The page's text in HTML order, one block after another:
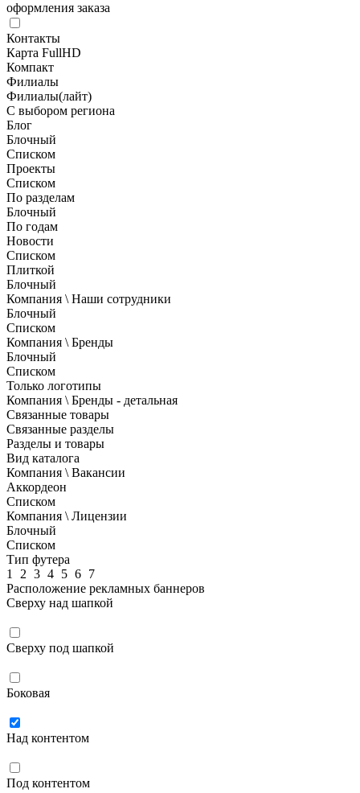
оформления заказа
Контакты
Карта FullHD
Компакт
Филиалы
Филиалы(лайт)
С выбором региона
Блог
Блочный
Списком
Проекты
Списком
По разделам
Блочный
По годам
Новости
Списком
Плиткой
Блочный
Компания \ Наши сотрудники
Блочный
Списком
Компания \ Бренды
Блочный
Списком
Только логотипы
Компания \ Бренды - детальная
Связанные товары
Связанные разделы
Разделы и товары
Вид каталога
Компания \ Вакансии
Аккордеон
Списком
Компания \ Лицензии
Блочный
Списком
Тип футера
1
2 3 4 5 6 7
Расположение рекламных баннеров
Сверху над шапкой
Сверху под шапкой
Боковая
Над контентом
Под контентом